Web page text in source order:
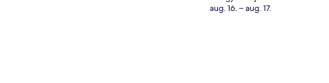
Reggeli, ebéd és villásreggeli
ár
aug. 16. – aug. 17.